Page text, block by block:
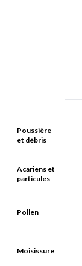
Poussière
et débris
Acariens et
particules
Pollen
Moisissure